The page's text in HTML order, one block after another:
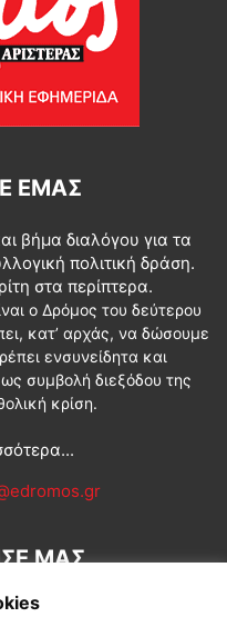
ΕΜΆΣ
βήμα διαλόγου για τα
πολιτική δράση.
στα περίπτερα.
ο Δρόμος του δεύτερου
κατ’ αρχάς, να δώσουμε
ενσυνείδητα και
συμβολή διεξόδου της
κρίση.
ΜΑΣ